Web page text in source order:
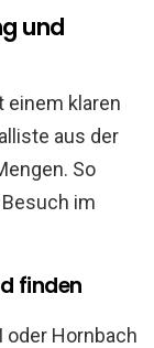
und
einem klaren
aus der
So
im
finden
oder Hornbach